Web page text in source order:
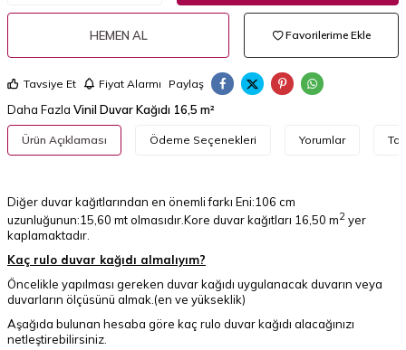
HEMEN AL Favorilerime Ekle
Tavsiye Et Fiyat Alarmı Paylaş
Daha Fazla Vinil Duvar Kağıdı 16,5 m²
Ürün Açıklaması Ödeme Seçenekleri Yorumlar
Diğer duvar kağıtlarından en önemli farkı Eni:106 cm
uzunluğunun:15,60 mt olmasıdır.Kore duvar kağıtları 16,50 m2 yer
kaplamaktadır.
Kaç rulo duvar kağıdı almalıyım?
Öncelikle yapılması gereken duvar kağıdı uygulanacak duvarın veya
duvarların ölçüsünü almak.(en ve yükseklik)
Aşağıda bulunan hesaba göre kaç rulo duvar kağıdı alacağınızı
netleştirebilirsiniz.